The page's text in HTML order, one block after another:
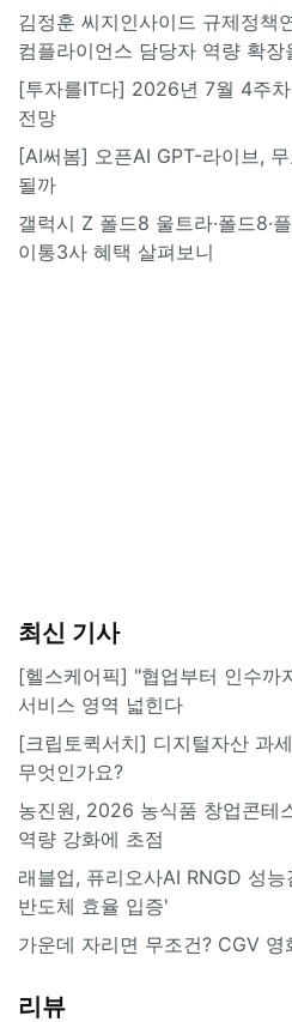
김정훈 씨지인사이드 규제정책
컴플라이언스 담당자 역량 확장
[투자를IT다] 2026년 7월 4주
전망
[AI써봄] 오픈AI GPT-라이브,
될까
갤럭시 Z 폴드8 울트라·폴드8·
이통3사 혜택 살펴보니
최신 기사
[헬스케어픽] "협업부터 인수까
서비스 영역 넓힌다
[크립토퀵서치] 디지털자산 과
무엇인가요?
농진원, 2026 농식품 창업콘테
역량 강화에 초점
래블업, 퓨리오사AI RNGD 성능
반도체 효율 입증'
가운데 자리면 무조건? CGV 영
리뷰